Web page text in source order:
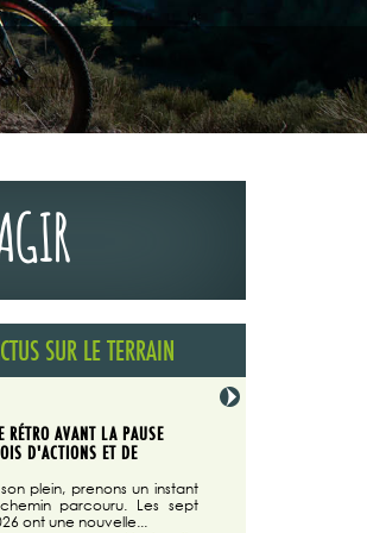
SUR LE TERRAIN
AVANT LA PAUSE
D'ACTIONS ET DE
plein, prenons un instant
parcouru. Les sept
ont une nouvelle...
29/07/2026